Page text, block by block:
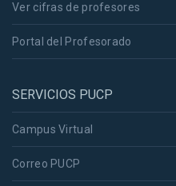
Ver cifras de profesores
Portal del Profesorado
SERVICIOS PUCP
Campus Virtual
Correo PUCP